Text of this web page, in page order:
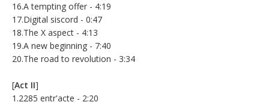
16.A tempting offer - 4:19
17.Digital siscord - 0:47
18.The X aspect - 4:13
19.A new beginning - 7:40
20.The road to revolution - 3:34
[Act II]
1.2285 entr'acte - 2:20